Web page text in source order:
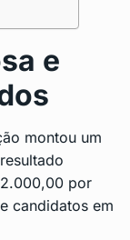
e
montou um
por
candidatos em